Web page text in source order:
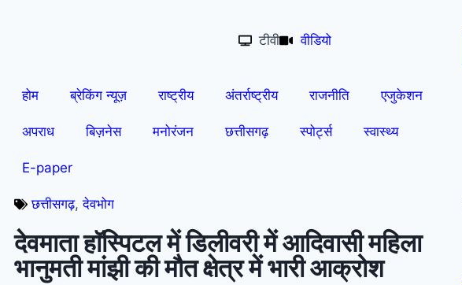
टीवी वीडियो
होम ब्रेकिंग न्यूज़ राष्ट्रीय अंतर्राष्ट्रीय राजनीति एजुकेशन
अपराध बिज़नेस मनोरंजन छत्तीसगढ़ स्पोर्ट्स स्वास्थ्य
E-paper
छत्तीसगढ़,देवभोग
देवमाता हाॅस्पिटल में डिलीवरी में आदिवासी महिला
भानुमती मांझी की मौत क्षेत्र में भारी आक्रोश